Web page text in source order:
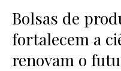
Bolsas de
fortalecem a
renovam o